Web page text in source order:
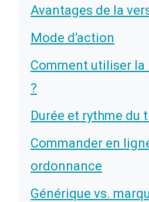
Avantages de la
Mode d'action
Comment utiliser la
?
Durée et rythme du
Commander en
ordonnance
Générique vs.